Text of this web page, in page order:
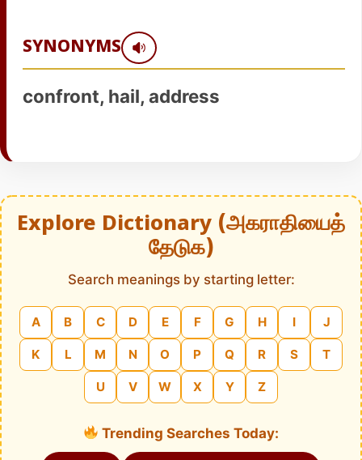
SYNONYMS
confront, hail, address
Explore Dictionary (அகராதியைத்
தேடுக)
Search meanings by starting letter:
A B C D E F G H I J
K L M N O P Q R S T
U V W X Y Z
Trending Searches Today: